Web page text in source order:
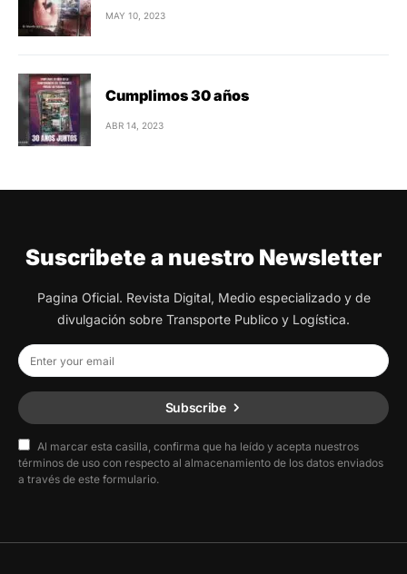
MAY 10, 2023
Cumplimos 30 años
ABR 14, 2023
Suscribete a nuestro Newsletter
Pagina Oficial. Revista Digital, Medio especializado y de
divulgación sobre Transporte Publico y Logística.
Subscribe
Al marcar esta casilla, confirma que ha leído y acepta nuestros
términos de uso con respecto al almacenamiento de los datos enviados
a través de este formulario.